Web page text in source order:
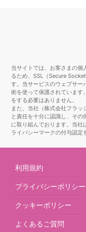
当サイトでは、お客さまの個
るため、SSL（Secure
す。当サービスのウェブサー
術を使って保護されています
をする必要はありません。
また、当社（株式会社フラ
と責任を十分に認識し、そ
に取り組んでおります。当
ライバシーマークの付与認定
利用規約
プライバシーポリシー
クッキーポリシー
よくあるご質問